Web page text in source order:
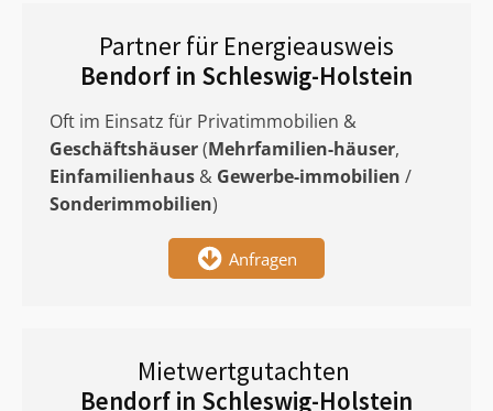
Partner für Energieausweis
Bendorf in Schleswig-Holstein
Oft im Einsatz für Privatimmobilien &
Geschäftshäuser(Mehrfamilien-häuser,
Einfamilienhaus & Gewerbe-immobilien /
Sonderimmobilien)
Anfragen
Mietwertgutachten
Bendorf in Schleswig-Holstein